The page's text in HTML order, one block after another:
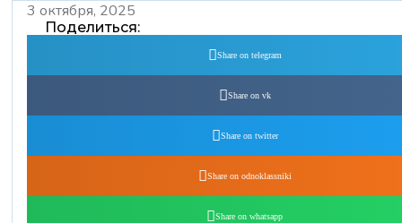
3 октября, 2025
Поделиться:
Share on telegram
Share on vk
Share on twitter
Share on odnoklassniki
Share on whatsapp